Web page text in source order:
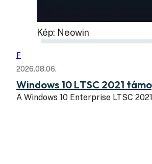
Kép: Neowin
F
2026.08.06.
Windows 10 LTSC 2021
A Windows 10 Enterprise LTSC